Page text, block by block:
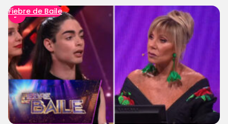
Fiebre de Baile